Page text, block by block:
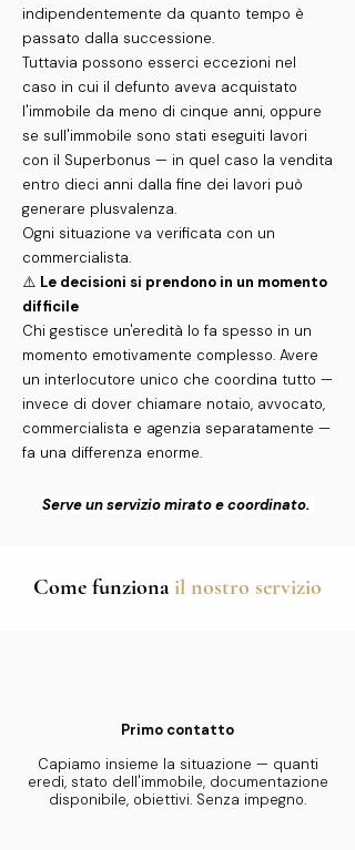
indipendentemente da quanto tempo è
passato dalla successione.
Tuttavia possono esserci eccezioni nel
caso in cui il defunto aveva acquistato
l'immobile da meno di cinque anni, oppure
se sull'immobile sono stati eseguiti lavori
con il Superbonus — in quel caso la vendita
entro dieci anni dalla fine dei lavori può
generare plusvalenza.
Ogni situazione va verificata con un
commercialista.
⚠️ Le decisioni si prendono in un momento
difficile
Chi gestisce un'eredità lo fa spesso in un
momento emotivamente complesso. Avere
un interlocutore unico che coordina tutto —
invece di dover chiamare notaio, avvocato,
commercialista e agenzia separatamente —
fa una differenza enorme.
Serve un servizio mirato e coordinato.
Come funziona il nostro servizio
Primo contatto
Capiamo insieme la situazione — quanti
eredi, stato dell'immobile, documentazione
disponibile, obiettivi. Senza impegno.